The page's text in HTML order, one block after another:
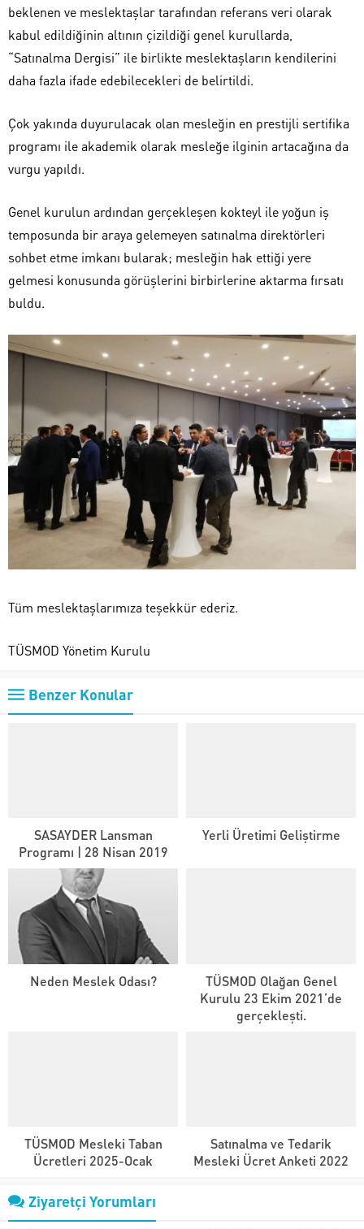
beklenen ve meslektaşlar tarafından referans veri olarak
kabul edildiğinin altının çizildiği genel kurullarda,
“Satınalma Dergisi” ile birlikte meslektaşların kendilerini
daha fazla ifade edebilecekleri de belirtildi.
Çok yakında duyurulacak olan mesleğin en prestijli sertifika
programı ile akademik olarak mesleğe ilginin artacağına da
vurgu yapıldı.
Genel kurulun ardından gerçekleşen kokteyl ile yoğun iş
temposunda bir araya gelemeyen satınalma direktörleri
sohbet etme imkanı bularak; mesleğin hak ettiği yere
gelmesi konusunda görüşlerini birbirlerine aktarma fırsatı
buldu.
Tüm meslektaşlarımıza teşekkür ederiz.
TÜSMOD Yönetim Kurulu
Benzer Konular
SASAYDER Lansman
Programı | 28 Nisan 2019
Yerli Üretimi Geliştirme
Neden Meslek Odası?
TÜSMOD Olağan Genel
Kurulu 23 Ekim 2021’de
gerçekleşti.
TÜSMOD Mesleki Taban
Ücretleri 2025-Ocak
Satınalma ve Tedarik
Mesleki Ücret Anketi 2022
Ziyaretçi Yorumları